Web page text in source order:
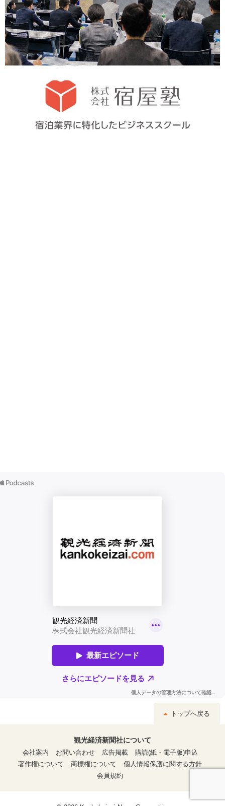
トップへ戻る
観光経済新聞社について
会社案内
お問い合わせ 広告掲載
購読(紙・電子版)申込
著作権について
商標権について
個人情報保護に関する方針
会員規約